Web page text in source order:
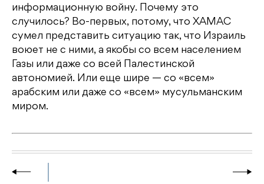
информационную войну. Почему это
случилось? Во-первых, потому, что ХАМАС
сумел представить ситуацию так, что Израиль
воюет не с ними, а якобы со всем населением
Газы или даже со всей Палестинской
автономией. Или еще шире — со «всем»
арабским или даже со «всем» мусульманским
миром.